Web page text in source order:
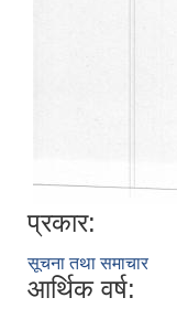
प्रकार:
सूचना तथा समाचार
आर्थिक वर्ष: